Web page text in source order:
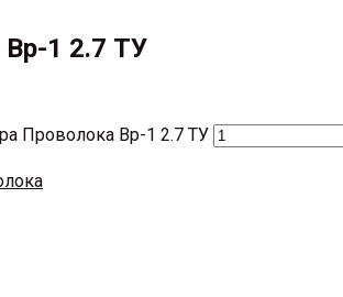
1 2.7 ТУ
Проволока Вр-1 2.7 ТУ